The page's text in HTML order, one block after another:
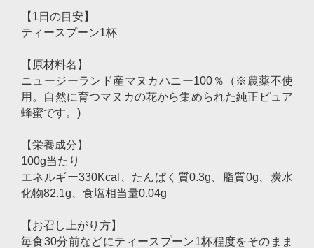
【1日の目安】
ティースプーン1杯
【原材料名】
ニュージーランド産マヌカハニー100％（※農薬不使
用。自然に育つマヌカの花から集められた純正ピュア
蜂蜜です。)
【栄養成分】
100g当たり
エネルギー330Kcal、たんぱく質0.3g、脂質0g、炭水
化物82.1g、食塩相当量0.04g
【お召し上がり方】
毎食30分前などにティースプーン1杯程度をそのまま